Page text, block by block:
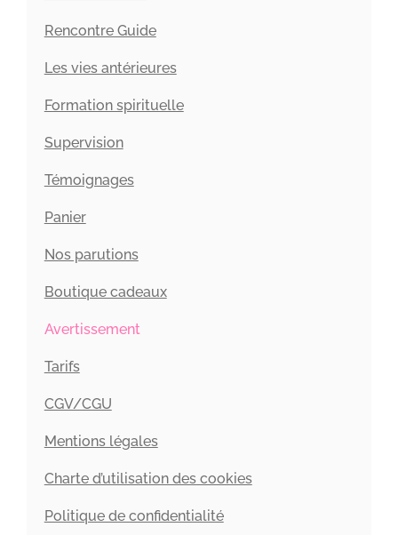
Rencontre Guide
Les vies antérieures
Formation spirituelle
Supervision
Témoignages
Panier
Nos parutions
Boutique cadeaux
Avertissement
Tarifs
CGV/CGU
Mentions légales
Charte d’utilisation des cookies
Politique de confidentialité